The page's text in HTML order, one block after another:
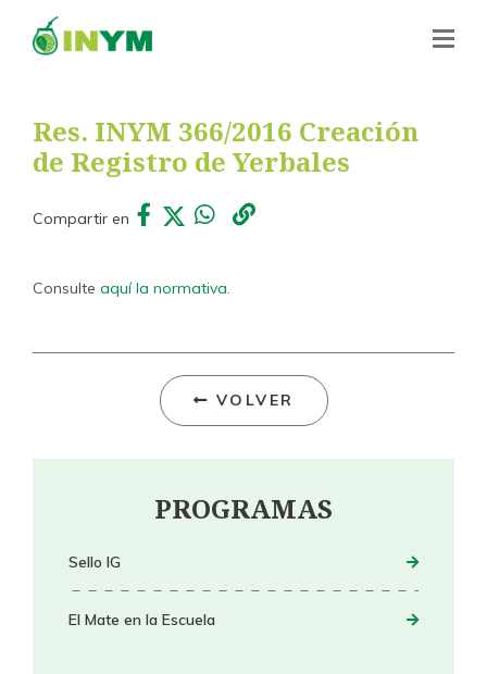
Res. INYM 366/2016 Creación
de Registro de Yerbales
Compartir en
Consulte aquí la normativa.
VOLVER
PROGRAMAS
Sello IG
El Mate en la Escuela